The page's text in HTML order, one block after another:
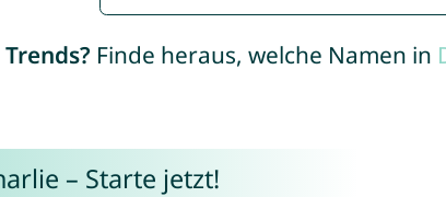
Finde heraus, welche Namen in
– Starte jetzt!